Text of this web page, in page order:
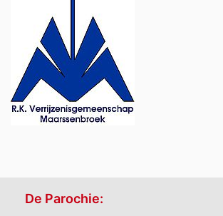
De Parochie: